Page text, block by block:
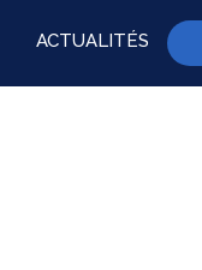
ACTUALITÉS